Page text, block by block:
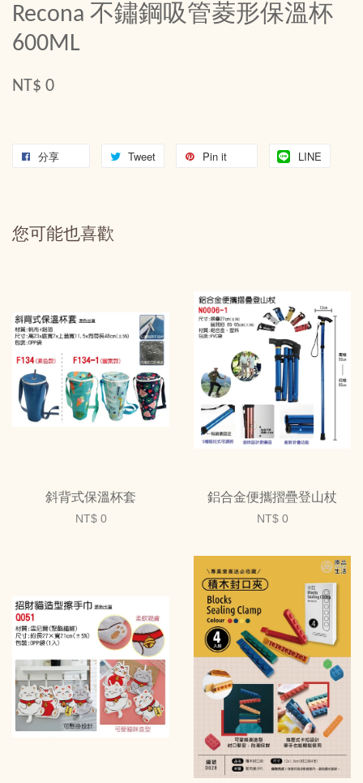
Recona 不鏽鋼吸管菱形保溫杯
600ML
NT$ 0
分享 Tweet Pin it LINE
您可能也喜歡
斜背式保溫杯套
NT$ 0
鋁合金便攜摺疊登山杖
NT$ 0